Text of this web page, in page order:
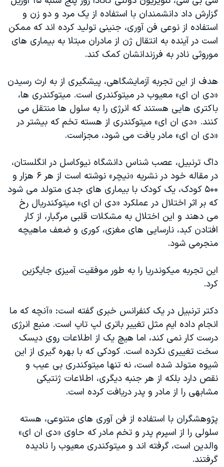
فرهنگ و زندگی
حقوق شهروندی
اقتصادی
اسرائیل در جنگ
گالری عکس
آرشیو پخش زنده
مستندها
انتخابات ریاست جمهوری آمریکا ۲۰۲۴
حمله جمهوری اسلامی به اسرائیل
ورزش زنان در ایران
اعتراضات زن، زندگی، آزادی
مجموعه مستندهای دادخواهی
تریبونال مردمی آبان ۹۸
چهل سال گروگان‌گیری
قانون شفافیت دارائی کادر رهبری ایران
اعتراضات مردمی آبان ۹۸
اسرائیل در جنگ
نرگس محمدی برنده جایزه نوبل صلح
دنبال کنید
زبانهای مختلف
گزارش داد دانشمندان با استفاده از یک مرد و دو زن و
استفاده از نوعی فن آوری، جنینی تولید کرده اند که ممکن
است در آینده به انتقال ژن از مادران مبتلا به بیماری های
موروثی نادر به فرزندانشان کمک کند.
هدف از این تجربه آزمایشگاهی، پیشگیری از به ارث رسیدن
«دی ان ای» معیوب در میتوکندری است. میتوکندری ها،
باکتری هایی هستند که انرژی را به سلول ها منتقل می
کنند. «دی ان ای» میتوکندری از هسته تخم که بیشتر در
«دی ان ای» مادر یافت می شود، مجزاست.
داگ ترنبیل، عصب شناس دانشگاه نیوکاسل در انگلستان،
در مقاله خود در نشریه «نیچر» نوشته است از هر ۶ هزار و
۵۰۰ کودک، یک کودک با بیماری های جدی متولد می شود
که بر اثر اختلال در عملکرد «دی ان ای» میتوکندریال رخ
می دهند و این اختلال به مشکلات قلبی مرگبار، از کار
افتادن کبد، نارسایی های مغزی، کوری و ضعف ماهیچه
منجرمی شود.
این تجربه میکوندریا را به طور موفقیت آمیزی جایگزین
کرد.
دکتر ترنبیل در یک کنفرانس خبری گفته است: «آنچه که ما
انجام داده ایم مثل تغییر باتری لپ تاپ است. منبع انرژی
درست کار نمی کند، اما هیچ یک از اطلاعات روی دیسک
سخت تغییری نکرده است. کودکی که با بهره گیری از این
شیوه متولد شده است، نه تنها میتوکندری بی عیب و
نقص دارد بلکه از هر جنبه دیگری، اطلاعات ژنتیکی
مشابهی را از مادر و پدر دریافت کرده است.
پژوهشگران با استفاده از فن آوری های متنوعی، هسته
سلولی را از اسپرم پدر و تخم مادر که حاوی «دی ان ای»
والدین است، گرفته اند و میتوکندری معیوب را نادیده
گرفتند.